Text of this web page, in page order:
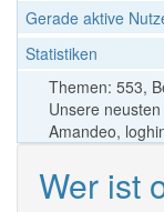
Gerade aktive
Statistiken
Themen: 553,
Unsere
Amandeo,
Wer ist